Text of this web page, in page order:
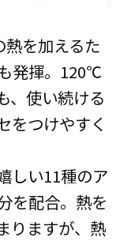
を加えるた
発揮。120℃
、使い続ける
をつけやすく
しい11種のア
を配合。熱を
りますが、熱